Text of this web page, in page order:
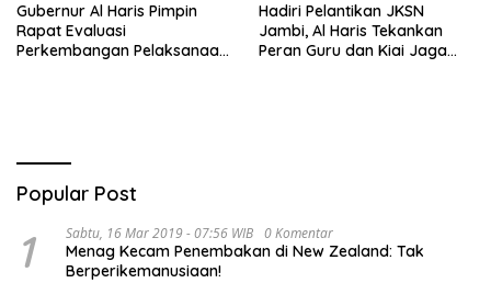
Gubernur Al Haris Pimpin
Rapat Evaluasi
Perkembangan Pelaksanaan
Hadiri Pelantikan JKSN
Jambi, Al Haris Tekankan
Peran Guru dan Kiai Jaga
Popular Post
1 Sabtu, 16 Mar 2019 - 07:56 WIB 0 Komentar
Menag Kecam Penembakan di New Zealand: Tak
Berperikemanusiaan!